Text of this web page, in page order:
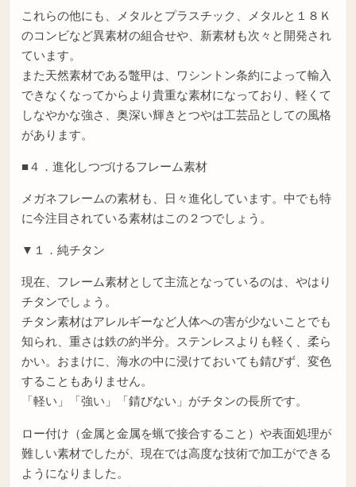
これらの他にも、メタルとプラスチック、メタルと１８Ｋ
のコンビなど異素材の組合せや、新素材も次々と開発され
ています。
また天然素材である鼈甲は、ワシントン条約によって輸入
できなくなってからより貴重な素材になっており、軽くて
しなやかな強さ、奥深い輝きとつやは工芸品としての風格
があります。
■４．進化しつづけるフレーム素材
メガネフレームの素材も、日々進化しています。中でも特
に今注目されている素材はこの２つでしょう。
▼１．純チタン
現在、フレーム素材として主流となっているのは、やはり
チタンでしょう。
チタン素材はアレルギーなど人体への害が少ないことでも
知られ、重さは鉄の約半分。ステンレスよりも軽く、柔ら
かい。おまけに、海水の中に浸けておいても錆びず、変色
することもありません。
「軽い」「強い」「錆びない」がチタンの長所です。
ロー付け（金属と金属を蝋で接合すること）や表面処理が
難しい素材でしたが、現在では高度な技術で加工ができる
ようになりました。